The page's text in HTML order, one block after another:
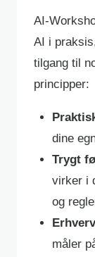
AI-
AI i
tilgang til
principper:
dine
Trygt
virker i
og
måler